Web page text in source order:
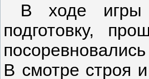
В ходе игры
подготовку,
В смотре строя